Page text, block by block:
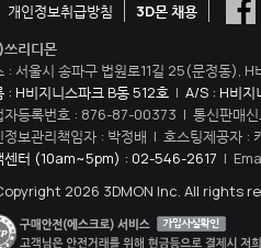
개인정보취급방침
3D몬 채용
리디몬
: 서울시 송파구 법원로11길 25(문정동),
: H비지니스파크 B동 512호 | A/S : H비지
자등록번호 : 876-87-00373 | 통신판매
정보관리책임자 : 박정배 | 호스팅제공자 :
센터 (10am~5pm) : 02-546-2617 |
2026 3DMON Inc. All rights